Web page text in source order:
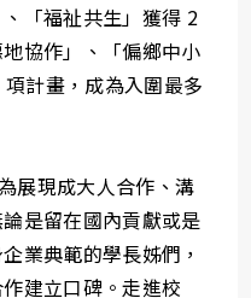
「福祉共生」獲得 2
協作」、「偏鄉中小
計畫，成為入圍最多
展現成大人合作、溝
是留在國內貢獻或是
業典範的學長姊們，
建立口碑。走進校